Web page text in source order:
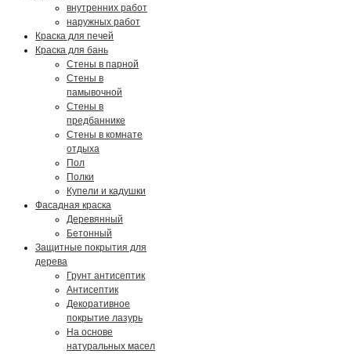
внутренних работ
наружных работ
Краска для печей
Краска для бань
Стены в парной
Стены в
памывочной
Стены в
предбаннике
Стены в комнате
отдыха
Пол
Полки
Купели и кадушки
Фасадная краска
Деревянный
Бетонный
Защитные покрытия для
дерева
Грунт антисептик
Антисептик
Декоративное
покрытие лазурь
На основе
натуральных масел